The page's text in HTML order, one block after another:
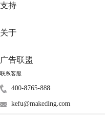
二、苹果电脑装win10系统好用吗
除了双系统可以安装win10之外，
装win10。这三种Mac电脑安装
绍了Mac电脑安装Windows系统的
好用吗？双系统安装Windows对软
支持
关于
广告联盟
联系客服
400-8765-888
kefu@makeding.com